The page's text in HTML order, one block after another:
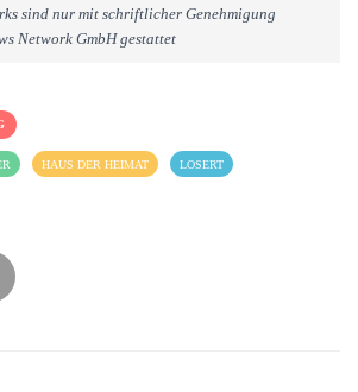
sind nur mit schriftlicher Genehmigung
Network GmbH gestattet
HAUS DER HEIMAT LOSERT